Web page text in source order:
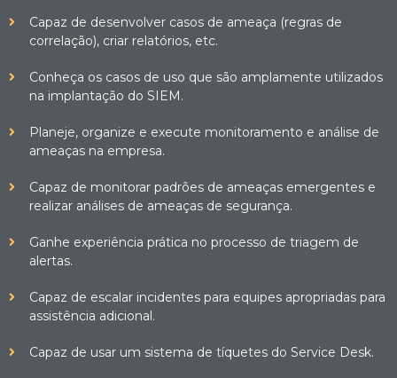
Capaz de desenvolver casos de ameaça (regras de
correlação), criar relatórios, etc.
Conheça os casos de uso que são amplamente utilizados
na implantação do SIEM.
Planeje, organize e execute monitoramento e análise de
ameaças na empresa.
Capaz de monitorar padrões de ameaças emergentes e
realizar análises de ameaças de segurança.
Ganhe experiência prática no processo de triagem de
alertas.
Capaz de escalar incidentes para equipes apropriadas para
assistência adicional.
Capaz de usar um sistema de tíquetes do Service Desk.